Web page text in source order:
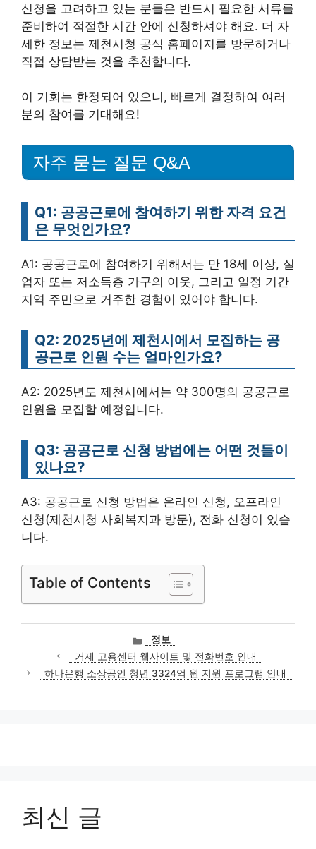
신청을 고려하고 있는 분들은 반드시 필요한 서류를
준비하여 적절한 시간 안에 신청하셔야 해요. 더 자
세한 정보는 제천시청 공식 홈페이지를 방문하거나
직접 상담받는 것을 추천합니다.
이 기회는 한정되어 있으니, 빠르게 결정하여 여러
분의 참여를 기대해요!
자주 묻는 질문 Q&A
Q1: 공공근로에 참여하기 위한 자격 요건
은 무엇인가요?
A1: 공공근로에 참여하기 위해서는 만 18세 이상, 실
업자 또는 저소득층 가구의 이웃, 그리고 일정 기간
지역 주민으로 거주한 경험이 있어야 합니다.
Q2: 2025년에 제천시에서 모집하는 공
공근로 인원 수는 얼마인가요?
A2: 2025년도 제천시에서는 약 300명의 공공근로
인원을 모집할 예정입니다.
Q3: 공공근로 신청 방법에는 어떤 것들이
있나요?
A3: 공공근로 신청 방법은 온라인 신청, 오프라인
신청(제천시청 사회복지과 방문), 전화 신청이 있습
니다.
Table of Contents
카
테
고
리
정보
거제 고용센터 웹사이트 및 전화번호 안내
하나은행 소상공인 청년 3324억 원 지원 프로그램 안내
최신 글